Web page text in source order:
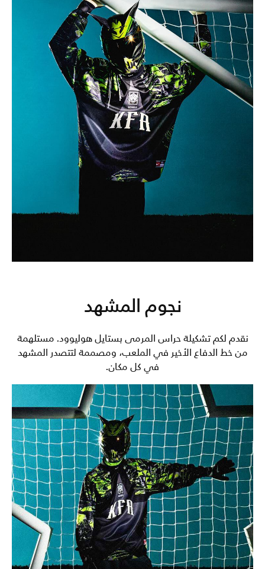
نجوم المشهد
نقدم لكم تشكيلة حراس المرمى بستايل هوليوود. مستلهمة
من خط الدفاع الأخير في الملعب، ومصممة لتتصدر المشهد
في كل مكان.